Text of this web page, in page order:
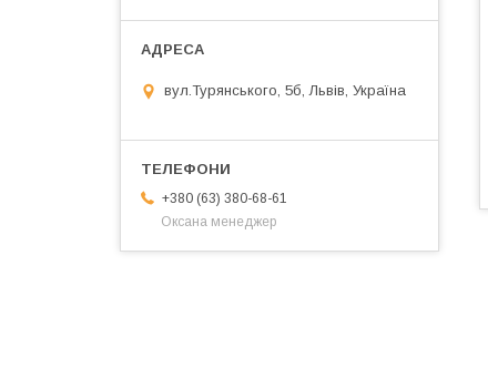
вул.Турянського, 5б, Львів, Україна
+380 (63) 380-68-61
Оксана менеджер